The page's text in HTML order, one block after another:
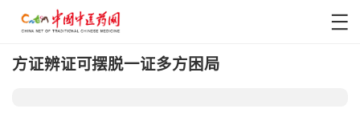
方证辨证可摆脱一证多方困局